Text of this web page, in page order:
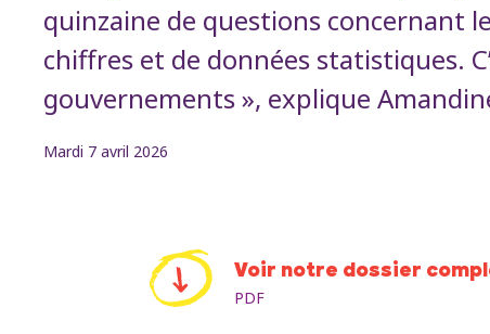
quinzaine de questions concernant
chiffres et de données statistiques.
gouvernements », explique
Mardi 7 avril 2026
Voir notre dossier
PDF